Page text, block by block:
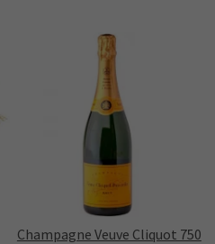
Champagne Veuve Cliquot 750